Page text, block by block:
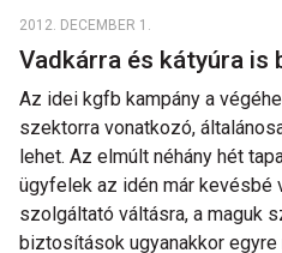
2012. DECEMBER 1.
Vadkárra és kátyúra is
Az idei kgfb kampány a
szektorra vonatkozó,
lehet. Az elmúlt néhány hét
ügyfelek az idén már kevésbé
szolgáltató váltásra, a maguk
biztosítások ugyanakkor